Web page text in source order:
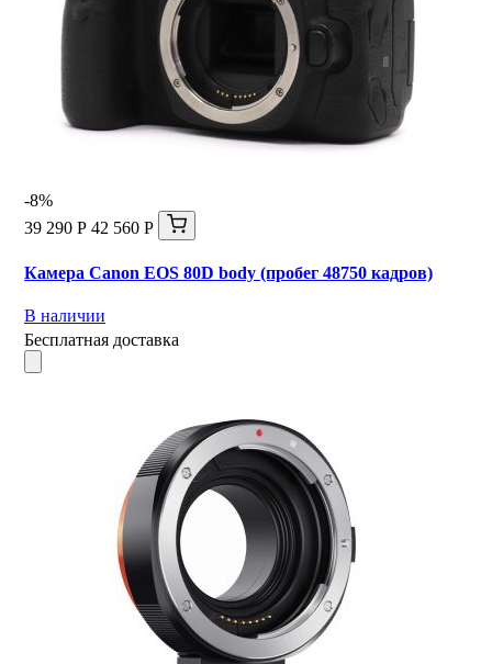
-8%
39 290 Р 42 560 Р
Камера Canon EOS 80D body (пробег 48750 кадров)
В наличии
Бесплатная доставка